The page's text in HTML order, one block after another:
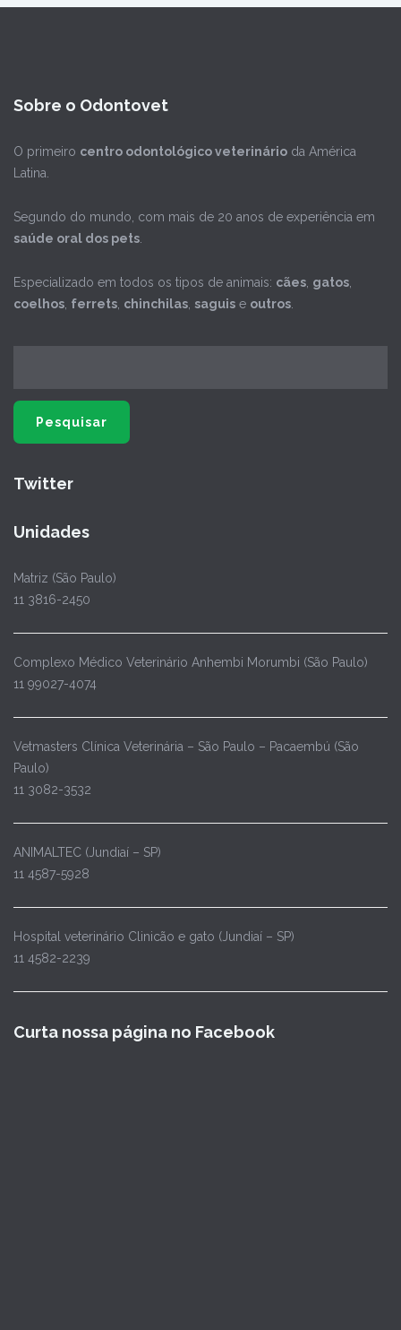
Sobre o Odontovet
O primeiro centro odontológico veterinário da América
Latina.
Segundo do mundo, com mais de 20 anos de experiência em
saúde oral dos pets
Especializado em todos os tipos de animais: cães gatos
coelhos ferrets chinchilas saguis e outros
Twitter
Unidades
Matriz (São Paulo)
11 3816-2450
Complexo Médico Veterinário Anhembi Morumbi (São Paulo)
11 99027-4074
Vetmasters Clínica Veterinária – São Paulo – Pacaembú (São
Paulo)
11 3082-3532
ANIMALTEC (Jundiaí – SP)
11 4587-5928
Hospital veterinário Clinicão e gato (Jundiaí – SP)
11 4582-2239
Curta nossa página no Facebook